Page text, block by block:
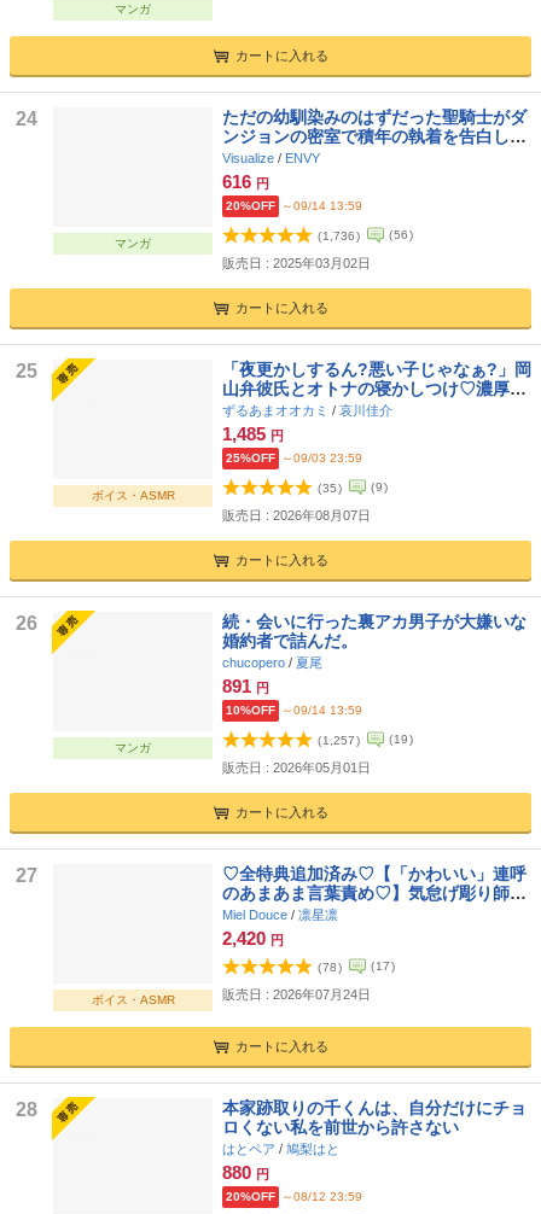
マンガ
カートに入れる
24
マンガ
ただの幼馴染みのはずだった聖騎士がダ
ンジョンの密室で積年の執着を告白して
きた!?
Visualize / ENVY
616 円
20%OFF ～09/14 13:59
(1,736) (56)
販売日 : 2025年03月02日
カートに入れる
25
ボイス・ASMR
「夜更かしするん?悪い子じゃなぁ?」岡
山弁彼氏とオトナの寝かしつけ♡濃厚お
やすみえっち#いじわる焦らしマッサー
ジ#お布団こそこそ愛撫#いちゃいちゃ安
眠せっくす
ずるあまオオカミ / 哀川佳介
1,485 円
25%OFF ～09/03 23:59
(35) (9)
販売日 : 2026年08月07日
カートに入れる
26
マンガ
続・会いに行った裏アカ男子が大嫌いな
婚約者で詰んだ。
chucopero / 夏尾
891 円
10%OFF ～09/14 13:59
(1,257) (19)
販売日 : 2026年05月01日
カートに入れる
27
ボイス・ASMR
♡全特典追加済み♡【「かわいい」連呼
のあまあま言葉責め♡】気怠げ彫り師と
シてみたら。～甘すぎるって！響矢さん
(>_<)♡～【ひたすら愛される165分♡】
Miel Douce / 凛星凛
2,420 円
(78) (17)
販売日 : 2026年07月24日
カートに入れる
28
本家跡取りの千くんは、自分だけにチョ
ロくない私を前世から許さない
はとペア / 鳩梨はと
880 円
20%OFF ～08/12 23:59